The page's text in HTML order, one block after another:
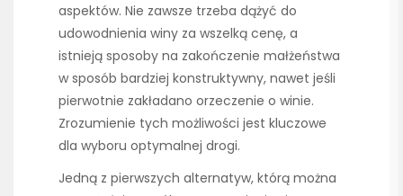
aspektów. Nie zawsze trzeba dążyć do
udowodnienia winy za wszelką cenę, a
istnieją sposoby na zakończenie małżeństwa
w sposób bardziej konstruktywny, nawet jeśli
pierwotnie zakładano orzeczenie o winie.
Zrozumienie tych możliwości jest kluczowe
dla wyboru optymalnej drogi.
Jedną z pierwszych alternatyw, którą można